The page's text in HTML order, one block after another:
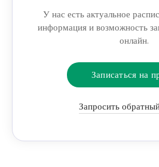
У нас есть актуальное
информация и возможность
онлайн.
Записаться на
Запросить